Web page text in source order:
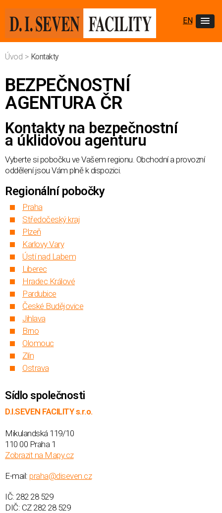
EN
Úvod > Kontakty
BEZPEČNOSTNÍ
AGENTURA ČR
Kontakty na bezpečnostní
a úklidovou agenturu
Vyberte si pobočku ve Vašem regionu. Obchodní a provozní
oddělení jsou Vám plně k dispozici.
Regionální pobočky
Praha
Středočeský kraj
Plzeň
Karlovy Vary
Ústí nad Labem
Liberec
Hradec Králové
Pardubice
České Budějovice
Jihlava
Brno
Olomouc
Zlín
Ostrava
Sídlo společnosti
D.I.SEVEN FACILITY s.r.o.
Mikulandská 119/10
110 00 Praha 1
Zobrazit na Mapy.cz
E-mail: praha@diseven.cz
IČ: 282 28 529
DIČ: CZ 282 28 529